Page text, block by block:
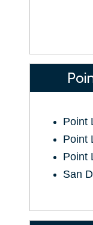
Point
Point
Point
San